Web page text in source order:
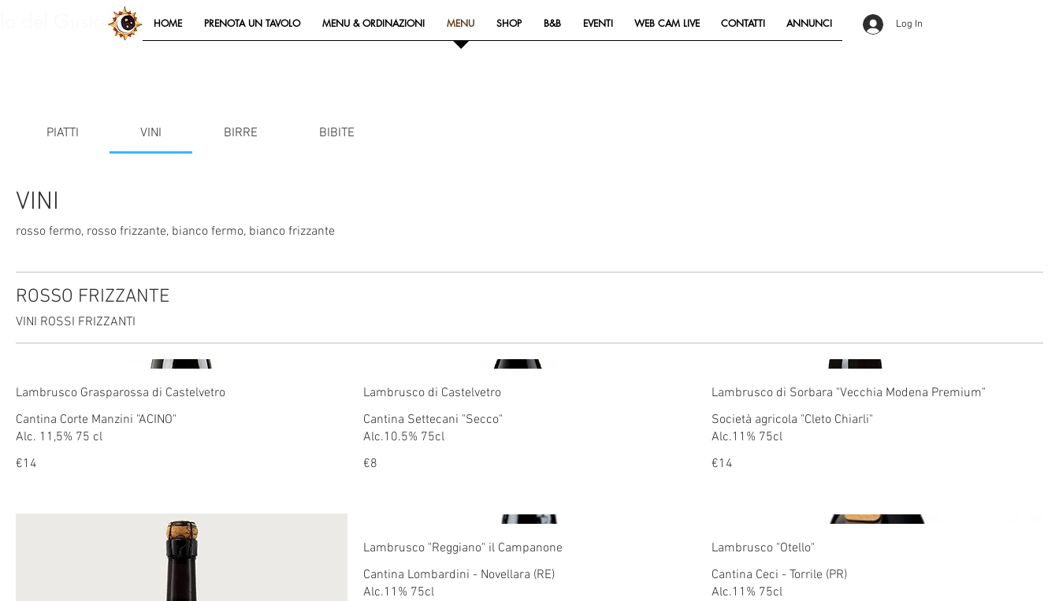
HOME PRENOTA UN TAVOLO MENU & ORDINAZIONI MENU SHOP B&B EVENTI WEB CAM LIVE CONTATTI ANNUNCI Log In
PIATTI VINI BIRRE BIBITE
VINI
rosso fermo, rosso frizzante, bianco fermo, bianco frizzante
ROSSO FRIZZANTE
VINI ROSSI FRIZZANTI
Lambrusco Grasparossa di Castelvetro
Cantina Corte Manzini "ACINO"
Alc. 11,5% 75 cl
€14
Lambrusco di Castelvetro
Cantina Settecani "Secco"
Alc.10.5% 75cl
€8
Lambrusco di Sorbara "Vecchia Modena Premium"
Società agricola "Cleto Chiarli"
Alc.11% 75cl
€14
Lambrusco "Reggiano" il Campanone
Cantina Lombardini - Novellara (RE)
Alc.11% 75cl
Lambrusco "Otello"
Cantina Ceci - Torrile (PR)
Alc.11% 75cl